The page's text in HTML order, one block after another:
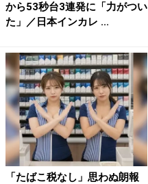
から53秒台3連発に「力がつい
た」／日本インカレ ...
「たばこ税なし」思わぬ朗報